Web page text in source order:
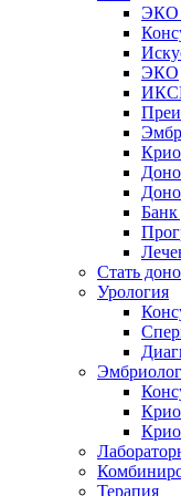
ЭКО
ЭКО
Банк
Стать
Урология
Терапия